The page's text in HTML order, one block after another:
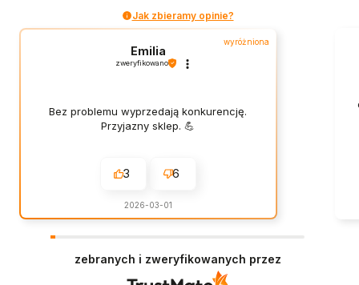
Jak zbieramy opinie?
wyróżniona
Emilia
zweryfikowano
Bez problemu wyprzedają konkurencję.
Przyjazny sklep. 💪
3 6
2026-03-01
zebranych i zweryfikowanych przez